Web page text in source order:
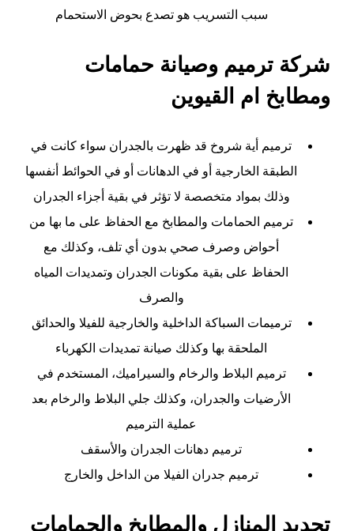
سبب التسريب هو تصدع بحوض الاستحمام
شركة ترميم وصيانة حمامات
ومطابخ ام القيوين
ترميم أية شروخ قد ظهرت بالجدران سواء كانت في
الطبقة الخارجية أو في الدهانات أو في الحوائط أنفسها
وذلك بمواد متخصصة لا تؤثر في بقية أجزاء الجدران
ترميم الحمامات والمطابخ مع الحفاظ على ما بها من
أحواض وصرف صحي بدون أي تلف، وكذلك مع
الحفاظ على بقية مكونات الجدران وتمديدات المياه
والصرف
ترميمات السباكة الداخلية والخارجية للفيلا والحدائق
الملحقة بها وكذلك صيانة تمديدات الكهرباء
ترميم البلاط والرخام والسيراميك، المستخدم في
الأرضيات والجدران، وكذلك جلي البلاط والرخام بعد
عملية الترميم
ترميم دهانات الجدران والأسقف
ترميم جدران الفيلا من الداخل والخارج
تجديد المنازل والمطابخ والحمامات